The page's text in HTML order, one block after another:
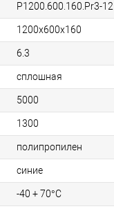
P1200.600.160.Pr3-12
1200х600х160
6.3
сплошная
5000
1300
полипропилен
синие
-40 + 70°С